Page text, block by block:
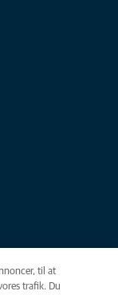
til at
trafik. Du